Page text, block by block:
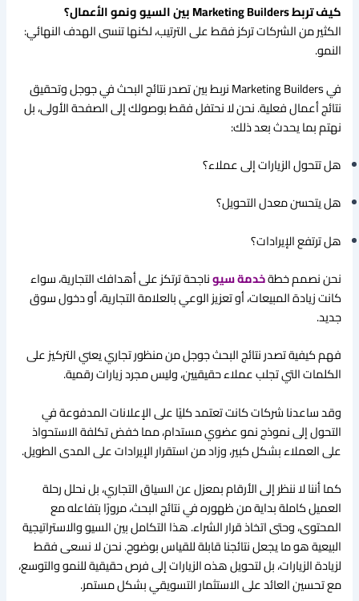
كيف تربط Marketing Builders بين السيو ونمو الأعمال؟
الكثير من الشركات تركز فقط على الترتيب، لكنها تنسى الهدف النهائي:
النمو.
في Marketing Builders نربط بين تصدر نتائج البحث في جوجل وتحقيق
نتائج أعمال فعلية. نحن لا نحتفل فقط بوصولك إلى الصفحة الأولى، بل
نهتم بما يحدث بعد ذلك:
هل تتحول الزيارات إلى عملاء؟
هل يتحسن معدل التحويل؟
هل ترتفع الإيرادات؟
نحن نصمم خطةخدمة سيوناجحة ترتكز على أهدافك التجارية، سواء
كانت زيادة المبيعات، أو تعزيز الوعي بالعلامة التجارية، أو دخول سوق
جديد.
فهم كيفية تصدر نتائج البحث جوجل من منظور تجاري يعني التركيز على
الكلمات التي تجلب عملاء حقيقيين، وليس مجرد زيارات رقمية.
وقد ساعدنا شركات كانت تعتمد كليًا على الإعلانات المدفوعة في
التحول إلى نموذج نمو عضوي مستدام، مما خفض تكلفة الاستحواذ
على العملاء بشكل كبير، وزاد من استقرار الإيرادات على المدى الطويل.
كما أننا لا ننظر إلى الأرقام بمعزل عن السياق التجاري، بل نحلل رحلة
العميل كاملة بداية من ظهوره في نتائج البحث، مرورًا بتفاعله مع
المحتوى، وحتى اتخاذ قرار الشراء. هذا التكامل بين السيو والاستراتيجية
البيعية هو ما يجعل نتائجنا قابلة للقياس بوضوح. نحن لا نسعى فقط
لزيادة الزيارات، بل لتحويل هذه الزيارات إلى فرص حقيقية للنمو والتوسع،
مع تحسين العائد على الاستثمار التسويقي بشكل مستمر.